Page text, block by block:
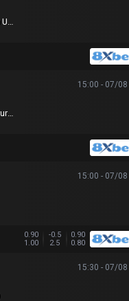
Bayer Leverkusen U17
15:00 - 07/08
Tottenham Hotspur U17
15:00 - 07/08
0.90 -0.5
0.90
1.00
2.5 0.80
15:30 - 07/08